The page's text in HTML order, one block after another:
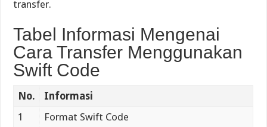
transfer.
Tabel Informasi Mengenai
Cara Transfer Menggunakan
Swift Code
No.
Informasi
1
Format Swift Code